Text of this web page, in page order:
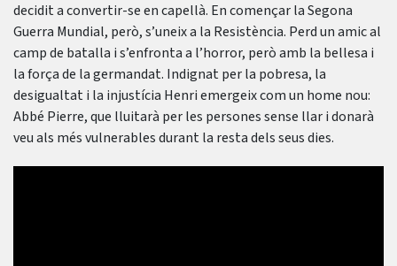
decidit a convertir-se en capellà. En començar la Segona
Guerra Mundial, però, s’uneix a la Resistència. Perd un amic al
camp de batalla i s’enfronta a l’horror, però amb la bellesa i
la força de la germandat. Indignat per la pobresa, la
desigualtat i la injustícia Henri emergeix com un home nou:
Abbé Pierre, que lluitarà per les persones sense llar i donarà
veu als més vulnerables durant la resta dels seus dies.